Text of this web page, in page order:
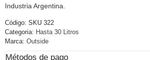
Industria Argentina.
Código: SKU 322
Categoria: Hasta 30 Litros
Marca: Outside
Métodos de pago